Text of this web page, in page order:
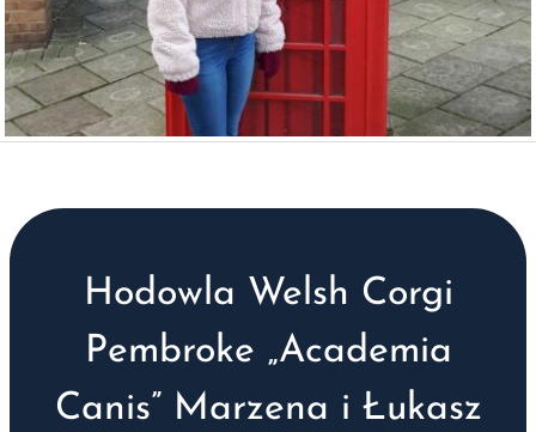
Hodowla Welsh Corgi
Pembroke „Academia
Canis” Marzena i Łukasz